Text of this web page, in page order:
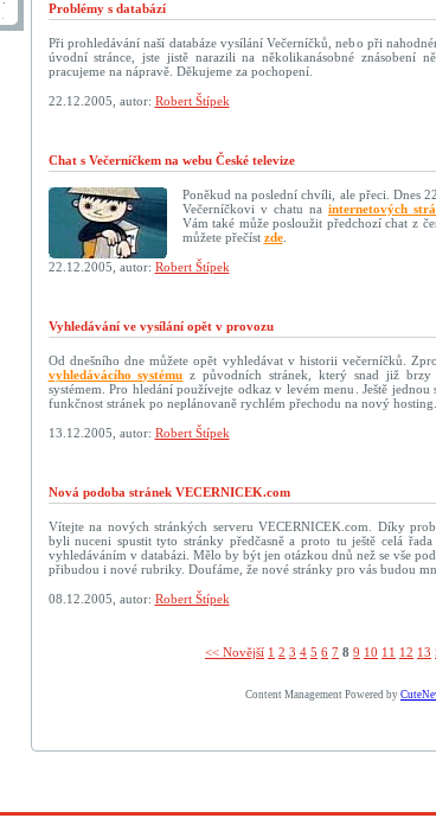
Problémy s databází
Při prohledávání naší databáze vysílání Večerníčků, nebo při
úvodní stránce, jste jistě narazili na několikanásobné znásobení
pracujeme na nápravě. Děkujeme za pochopení.
22.12.2005, autor: Robert Štípek
Chat s Večerníčkem na webu České televize
Poněkud na poslední chvíli, ale přeci. Dnes
Večerníčkovi v chatu na internetových
Vám také může posloužit předchozí chat z
můžete přečíst zde.
22.12.2005, autor: Robert Štípek
Vyhledávání ve vysílání opět v provozu
Od dnešního dne můžete opět vyhledávat v historii večerníčků.
vyhledávácího systému z původních stránek, který snad již brzy
systémem. Pro hledání používejte odkaz v levém menu. Ještě
funkčnost stránek po neplánovaně rychlém přechodu na nový hosting.
13.12.2005, autor: Robert Štípek
Nová podoba stránek VECERNICEK.com
Vítejte na nových stránkých serveru VECERNICEK.com. Díky
byli nuceni spustit tyto stránky předčasně a proto tu ještě celá
vyhledáváním v databázi. Mělo by být jen otázkou dnů než se vše
přibudou i nové rubriky. Doufáme, že nové stránky pro vás budou
08.12.2005, autor: Robert Štípek
<< Novější­ 1 2 3 4 5 6 7 8 9 10 11 12 13
Content Management Powered by